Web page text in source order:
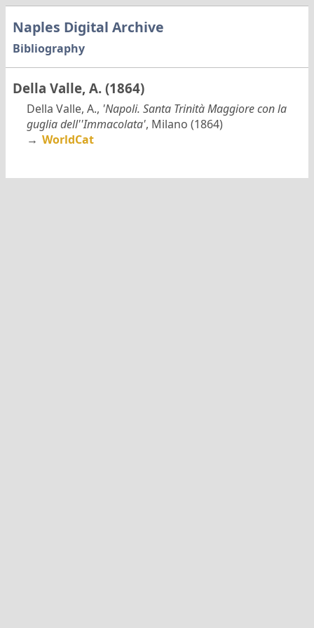
Naples Digital Archive
Bibliography
Della Valle, A. (1864)
Della Valle, A., 'Napoli. Santa Trinità Maggiore con la
guglia dell''Immacolata', Milano (1864)
→ WorldCat